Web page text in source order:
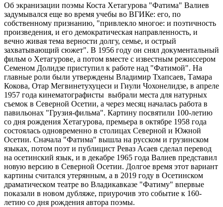
Об экранизации поэмы Коста Хетагурова "Фатима" Валиев
задумывался еще во время учебы во ВГИКе: его, по
собственному признанию, "привлекло многое: и поэтичность
произведения, и его демократическая направленность, и
вечно живая тема верности долгу, семье, и острый
захватывающий сюжет". В 1956 году он снял документальный
фильм о Хетагурове, а потом вместе с известным режиссером
Семеном Долидзе приступил к работе над "Фатимой". На
главные роли были утверждены Владимир Тхапсаев, Тамара
Кокова, Отар Мегвинетухуцеси и Гиули Чохонелидзе, в апреле
1957 года кинематографисты выбрали места для натурных
съемок в Северной Осетии, а через месяц началась работа в
павильонах "Грузия-фильма". Картину посвятили 100-летию
со дня рождения Хетагурова, премьера в октябре 1958 года
состоялась одновременно в столицах Северной и Южной
Осетии. Сначала "Фатима" вышла на русском и грузинском
языках, потом поэт и публицист Реваз Асаев сделал перевод
на осетинский язык, и в декабре 1965 года Валиев представил
новую версию в Северной Осетии. Долгое время этот вариант
картины считался утерянным, а в 2019 году в Осетинском
драматическом театре во Владикавказе "Фатиму" впервые
показали в новом дубляже, приурочив это событие к 160-
летию со дня рождения автора поэмы.